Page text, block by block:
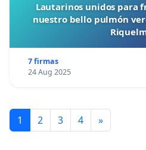
Lautarinos unidos para
nuestro bello pulmón
7 firmas
24 Aug 2025
1 2 3 4 »